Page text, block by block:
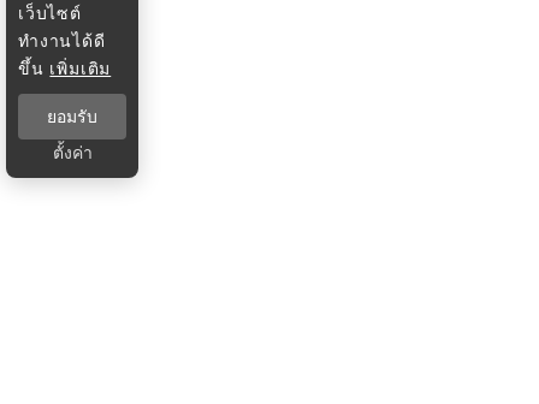
เว็บไซต์
ทำงานได้ดี
ขึ้น เพิ่มเติม
ยอมรับ
ตั้งค่า